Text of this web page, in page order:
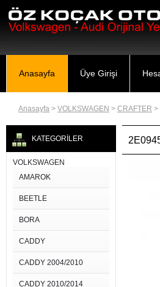
Anasayfa Üye Girişi
Anasayfa > VOLKSWAGEN > CRAFTER >
KATEGORİLER
VOLKSWAGEN
AMAROK
BEETLE
BORA
CADDY
CADDY 2004/2010
CADDY 2010/2014